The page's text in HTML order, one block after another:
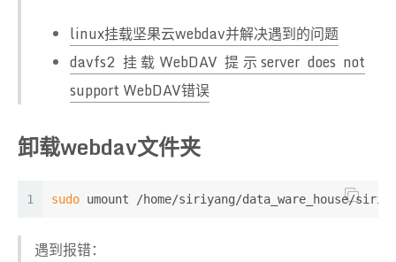
linux挂载坚果云webdav并解决遇到的问题
davfs2 挂载WebDAV 提示server does not
support WebDAV错误
卸载webdav文件夹
1 sudo umount /home/siriyang/data_ware_house/
遇到报错：